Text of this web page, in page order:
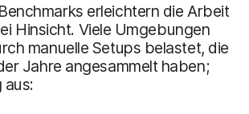
erleichtern die Arbeit
Hinsicht. Viele Umgebungen
manuelle Setups belastet, die
Jahre angesammelt haben;
aus: